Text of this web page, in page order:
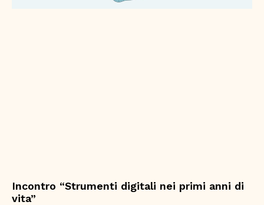
Incontro “Strumenti digitali nei primi anni di
vita”